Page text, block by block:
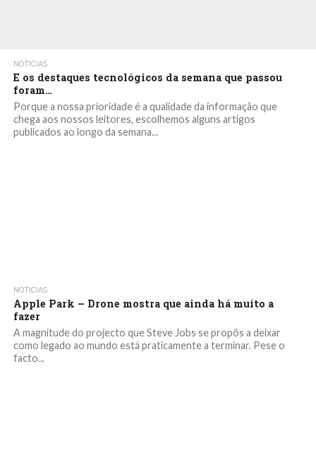
NOTICIAS
E os destaques tecnológicos da semana que passou
foram…
Porque a nossa prioridade é a qualidade da informação que
chega aos nossos leitores, escolhemos alguns artigos
publicados ao longo da semana...
NOTICIAS
Apple Park – Drone mostra que ainda há muito a
fazer
A magnitude do projecto que Steve Jobs se propôs a deixar
como legado ao mundo está praticamente a terminar. Pese o
facto...